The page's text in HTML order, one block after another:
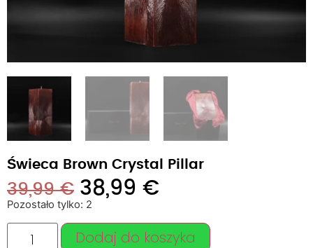
Świeca Brown Crystal Pillar
39,99€ 38,99 €
Pozostało tylko: 2
Dodaj do koszyka